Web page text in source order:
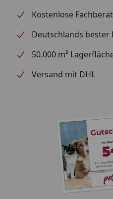
Kostenlose
Deutschlands bester
50.000 m²
Versand mit DHL